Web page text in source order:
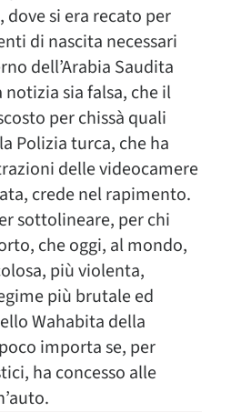
si era recato per
di nascita necessari
dell’Arabia Saudita
sia falsa, che il
per chissà quali
Polizia turca, che ha
delle videocamere
crede nel rapimento.
sottolineare, per chi
che oggi, al mondo,
più violenta,
più brutale ed
Wahabita della
importa se, per
ha concesso alle